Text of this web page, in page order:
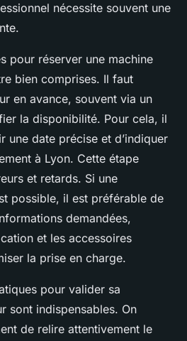
nécessite souvent une
pour réserver une machine
bien comprises. Il faut
en avance, souvent via un
la disponibilité. Pour cela, il
une date précise et d’indiquer
à Lyon. Cette étape
et retards. Si une
possible, il est préférable de
demandées,
et les accessoires
la prise en charge.
pour valider sa
sont indispensables. On
de relire attentivement le